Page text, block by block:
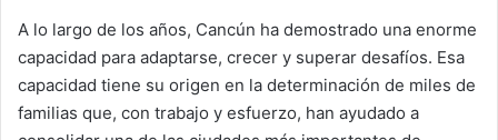
A lo largo de los años, Cancún ha demostrado una enorme
capacidad para adaptarse, crecer y superar desafíos. Esa
capacidad tiene su origen en la determinación de miles de
familias que, con trabajo y esfuerzo, han ayudado a